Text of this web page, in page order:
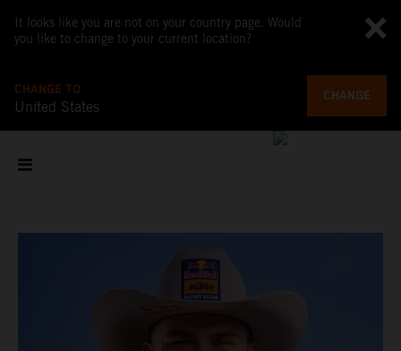
It looks like you are not on your country page. Would
you like to change to your current location?
CHANGE TO
United States
CHANGE